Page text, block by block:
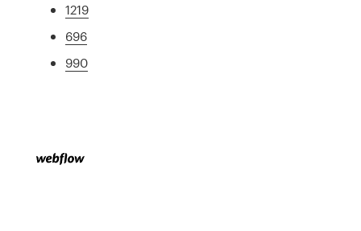
1219
696
990